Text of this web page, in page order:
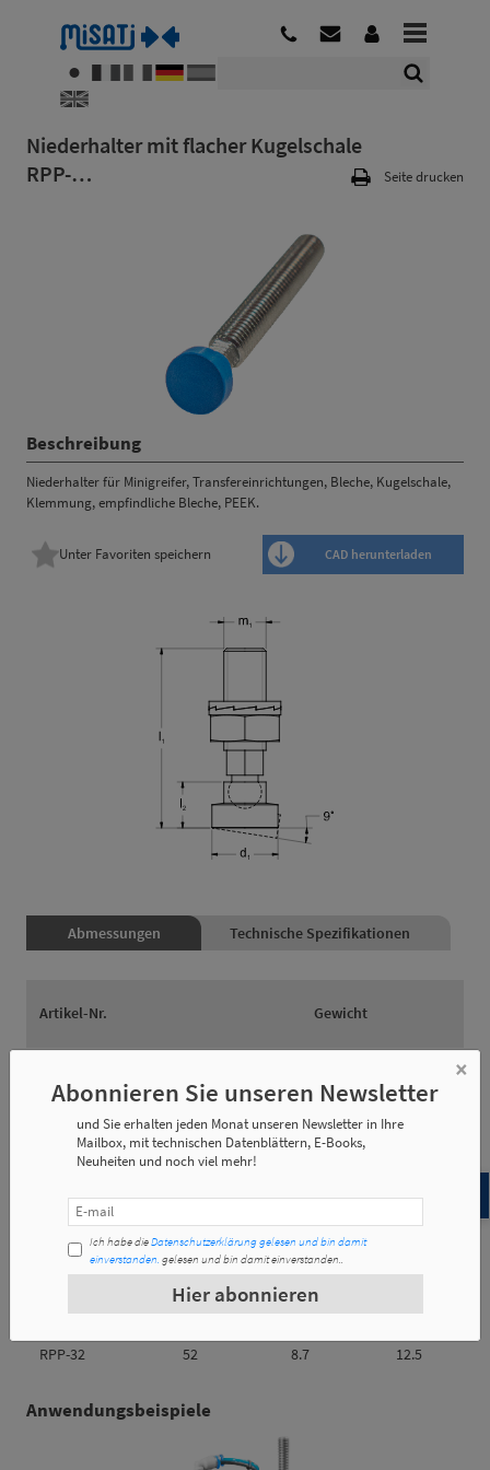
Niederhalter mit flacher Kugelschale
RPP-…
Seite drucken
Beschreibung
Niederhalter für Minigreifer, Transfereinrichtungen, Bleche, Kugelschale,
Klemmung, empfindliche Bleche, PEEK.
CAD herunterladen
Unter Favoriten speichern
Abmessungen Technische Spezifikationen
Artikel-Nr. Gewicht
RPP-32 0,037 Kg
Artikel-Nr. l1 l2
40 8.7
RPP-32 52 8.7 12.5
Anwendungsbeispiele
×
Abonnieren Sie unseren Newsletter
und Sie erhalten jeden Monat unseren Newsletter in Ihre
Mailbox, mit technischen Datenblättern, E-Books,
Neuheiten und noch viel mehr!
Ich habe dieDatenschutzerklärung gelesen und bin damit
einverstanden. gelesen und bin damit einverstanden..
Hier abonnieren